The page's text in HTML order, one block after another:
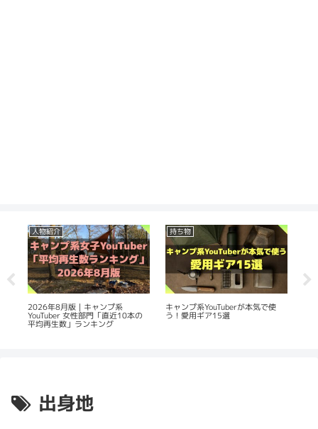
人物紹介
2026年8月版｜キャンプ系
YouTuber 女性部門「直近10本の
平均再生数」ランキング
持ち物
キャンプ系YouTuberが本気で使
う！愛用ギア15選
出身地